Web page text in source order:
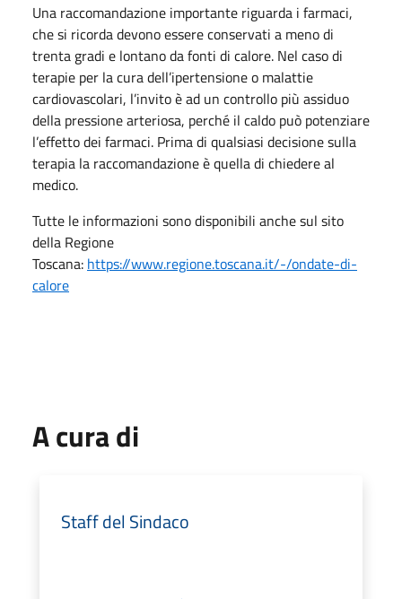
Una raccomandazione importante riguarda i farmaci,
che si ricorda devono essere conservati a meno di
trenta gradi e lontano da fonti di calore. Nel caso di
terapie per la cura dell’ipertensione o malattie
cardiovascolari, l’invito è ad un controllo più assiduo
della pressione arteriosa, perché il caldo può potenziare
l’effetto dei farmaci. Prima di qualsiasi decisione sulla
terapia la raccomandazione è quella di chiedere al
medico.
Tutte le informazioni sono disponibili anche sul sito
della Regione
Toscana: https://www.regione.toscana.it/-/ondate-di-
calore
A cura di
Staff del Sindaco